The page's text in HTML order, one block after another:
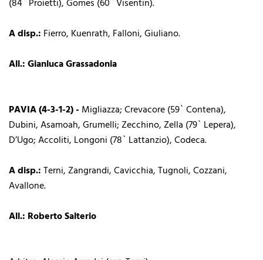
A disp.: Fierro, Kuenrath, Falloni, Giuliano.
All.: Gianluca Grassadonia
PAVIA (4-3-1-2) - Migliazza; Crevacore (59` Contena),
Dubini, Asamoah, Grumelli; Zecchino, Zella (79` Lepera),
D’Ugo; Accoliti, Longoni (78` Lattanzio), Codeca.
A disp.:Terni, Zangrandi, Cavicchia, Tugnoli, Cozzani,
Avallone.
All.: Roberto Salterio